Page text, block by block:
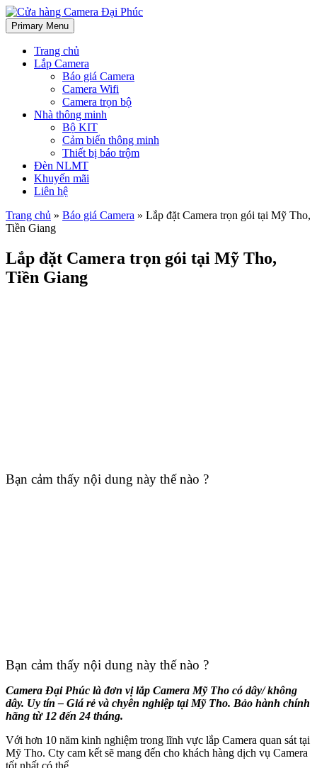
Cửa hàng Camera Đại Phúc
Chuyên lắp đặt Camera quan sát tại Bến Tre, Tiền Giang, Trà Vinh –
Lắp đặt hệ thống Đèn năng lượng mặt trời
Primary Menu
Trang chủ
Lắp Camera
Báo giá Camera
Camera Wifi
Camera trọn bộ
Nhà thông minh
Bộ KIT
Cảm biến thông minh
Thiết bị báo trộm
Đèn NLMT
Khuyến mãi
Liên hệ
Trang chủ » Báo giá Camera » Lắp đặt Camera trọn gói tại Mỹ Tho,
Tiền Giang
Lắp đặt Camera trọn gói tại Mỹ Tho,
Tiền Giang
Bạn cảm thấy nội dung này thế nào ?
Bạn cảm thấy nội dung này thế nào ?
Camera Đại Phúc là đơn vị lắp Camera Mỹ Tho có dây/ không
dây. Uy tín – Giá rẻ và chyên nghiệp tại Mỹ Tho. Bảo hành chính
hãng từ 12 đến 24 tháng.
Với hơn 10 năm kinh nghiệm trong lĩnh vực lắp Camera quan sát tại
Mỹ Tho. Cty cam kết sẽ mang đến cho khách hàng dịch vụ Camera
tốt nhất có thể.